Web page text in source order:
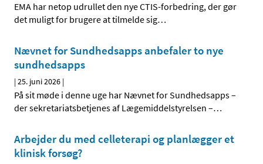
EMA har netop udrullet den nye CTIS-forbedring, der gør
det muligt for brugere at tilmelde sig…
Nævnet for Sundhedsapps anbefaler to nye
sundhedsapps
|25. juni 2026 |
På sit møde i denne uge har Nævnet for Sundhedsapps –
der sekretariatsbetjenes af Lægemiddelstyrelsen –…
Arbejder du med celleterapi og planlægger et
klinisk forsøg?